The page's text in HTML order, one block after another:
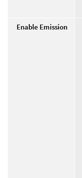
Enable Emission